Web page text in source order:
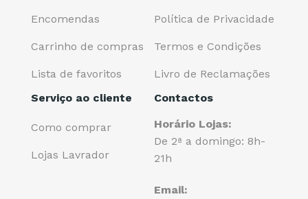
Encomendas
Carrinho de compras
Lista de favoritos
Política de Privacidade
Termos e Condições
Livro de Reclamações
Serviço ao cliente
Como comprar
Lojas Lavrador
Contactos
Horário Lojas:
De 2ª a domingo: 8h-
21h
Email: